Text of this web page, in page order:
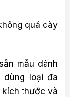
quá dày
mẫu dành
dùng loại đa
kích thước và